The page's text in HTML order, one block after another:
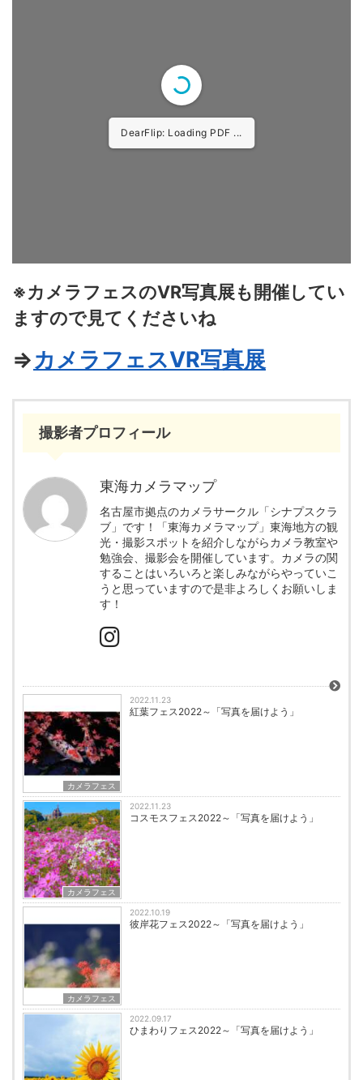
DearFlip: Loading PDF 9% ...
※カメラフェスのVR写真展も開催してい
ますので見てくださいね
⇒カメラフェスVR写真展
撮影者プロフィール
東海カメラマップ
名古屋市拠点のカメラサークル「シナプスクラ
ブ」です！「東海カメラマップ」東海地方の観
光・撮影スポットを紹介しながらカメラ教室や
勉強会、撮影会を開催しています。カメラの関
することはいろいろと楽しみながらやっていこ
うと思っていますので是非よろしくお願いしま
す！
カメラフェス
2022.11.23
紅葉フェス2022～「写真を届けよう」
カメラフェス
2022.11.23
コスモスフェス2022～「写真を届けよう」
カメラフェス
2022.10.19
彼岸花フェス2022～「写真を届けよう」
2022.09.17
ひまわりフェス2022～「写真を届けよう」